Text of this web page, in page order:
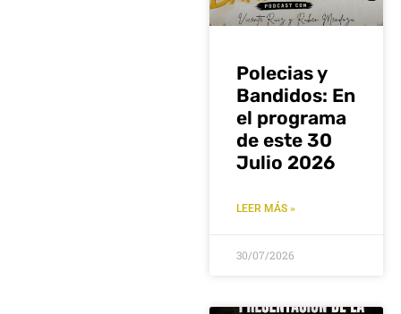
Polecias y
Bandidos: En
el programa
de este 30
Julio 2026
LEER MÁS »
30/07/2026